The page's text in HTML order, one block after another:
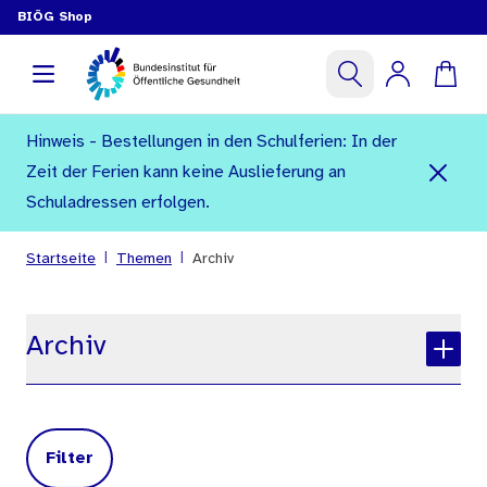
BIÖG Shop
Hinweis - Bestellungen in den Schulferien: In der
Zeit der Ferien kann keine Auslieferung an
Schuladressen erfolgen.
Startseite Themen Archiv
Archiv
Filter